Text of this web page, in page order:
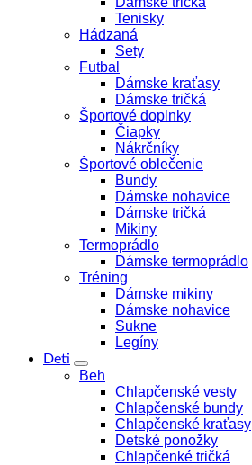
Tenisky
Hádzaná
Sety
Futbal
Dámske kraťasy
Dámske tričká
Športové doplnky
Čiapky
Nákrčníky
Športové oblečenie
Bundy
Dámske nohavice
Dámske tričká
Mikiny
Termoprádlo
Dámske termoprádlo
Tréning
Dámske mikiny
Dámske nohavice
Sukne
Legíny
Deti
Beh
Chlapčenské vesty
Chlapčenské bundy
Chlapčenské kraťasy
Detské ponožky
Chlapčenké tričká